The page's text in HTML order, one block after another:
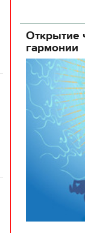
об
Открытие
гармонии